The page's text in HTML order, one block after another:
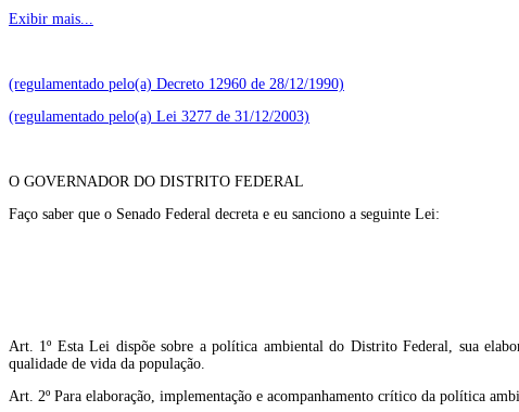
Exibir mais...
(regulamentado pelo(a) Decreto 12960 de 28/12/1990)
(regulamentado pelo(a) Lei 3277 de 31/12/2003)
O GOVERNADOR DO DISTRITO FEDERAL
Faço saber que o Senado Federal decreta e eu sanciono a seguinte Lei:
Art. 1º Esta Lei dispõe sobre a política ambiental do Distrito Federal, sua
qualidade de vida da população.
Art. 2º Para elaboração, implementação e acompanhamento crítico da política